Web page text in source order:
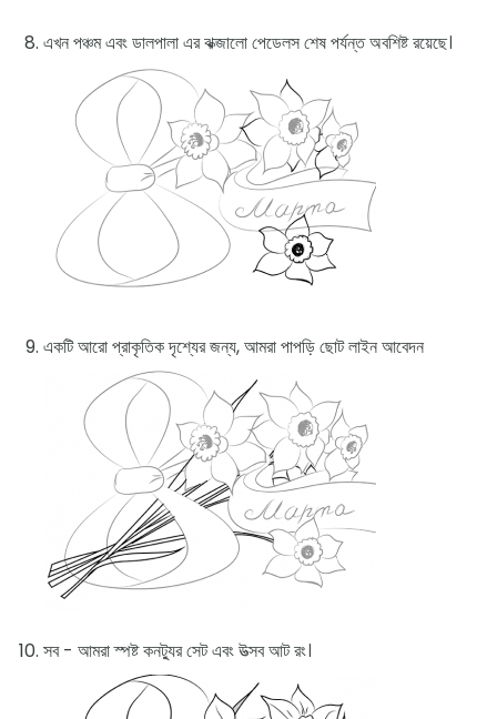
এখন পঞ্চম এবং ডালপালা এর ঝক্জালো পেডেলস শেষ পর্যন্ত অবশিষ্ট রয়েছে।
একটি আরো প্রাকৃতিক দৃশ্যের জন্য, আমরা পাপড়ি ছোট লাইন আবেদন
সব - আমরা স্পষ্ট কনট্যুর সেট এবং উত্সব আট রং।